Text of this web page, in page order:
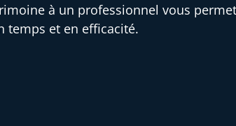
à un professionnel vous
temps et en efficacité.